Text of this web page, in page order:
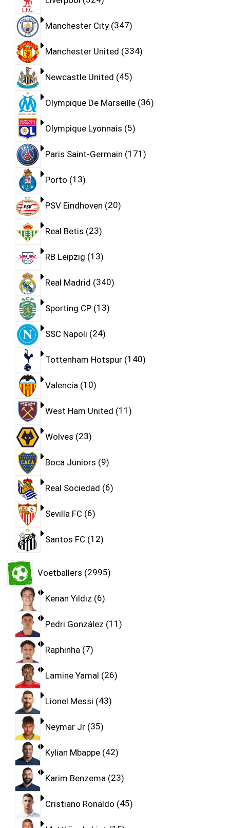
Manchester City 347
Manchester United 334
Newcastle United 45
Olympique De Marseille 36
Olympique Lyonnais 5
Paris Saint-Germain 171
Porto 13
PSV Eindhoven 20
Real Betis 23
RB Leipzig 13
Real Madrid 340
Sporting CP 13
SSC Napoli 24
Tottenham Hotspur 140
Valencia 10
West Ham United 11
Wolves 23
Boca Juniors 9
Real Sociedad 6
Sevilla FC 6
Santos FC 12
Voetballers 2995
Kenan Yıldız 6
Pedri González 11
Raphinha 7
Lamine Yamal 26
Lionel Messi 43
Neymar Jr 35
Kylian Mbappe 42
Karim Benzema 23
Cristiano Ronaldo 45